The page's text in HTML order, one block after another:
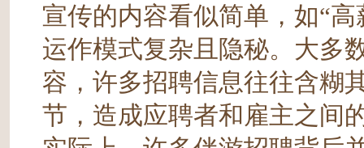
宣传的内容看似简单，如“
运作模式复杂且隐秘。大多
容，许多招聘信息往往含糊
节，造成应聘者和雇主之间